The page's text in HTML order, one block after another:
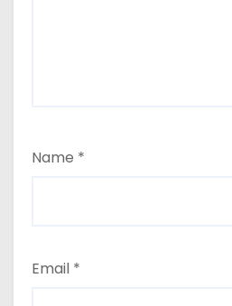
Name *
Email *